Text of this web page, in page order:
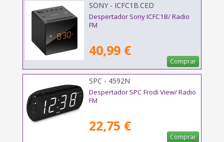
SONY - ICFC1B.CED
Despertador Sony ICFC1B/ Radio
FM
40,99 €
Comprar
SPC - 4592N
Despertador SPC Frodi View/ Radio
FM
22,75 €
Comprar